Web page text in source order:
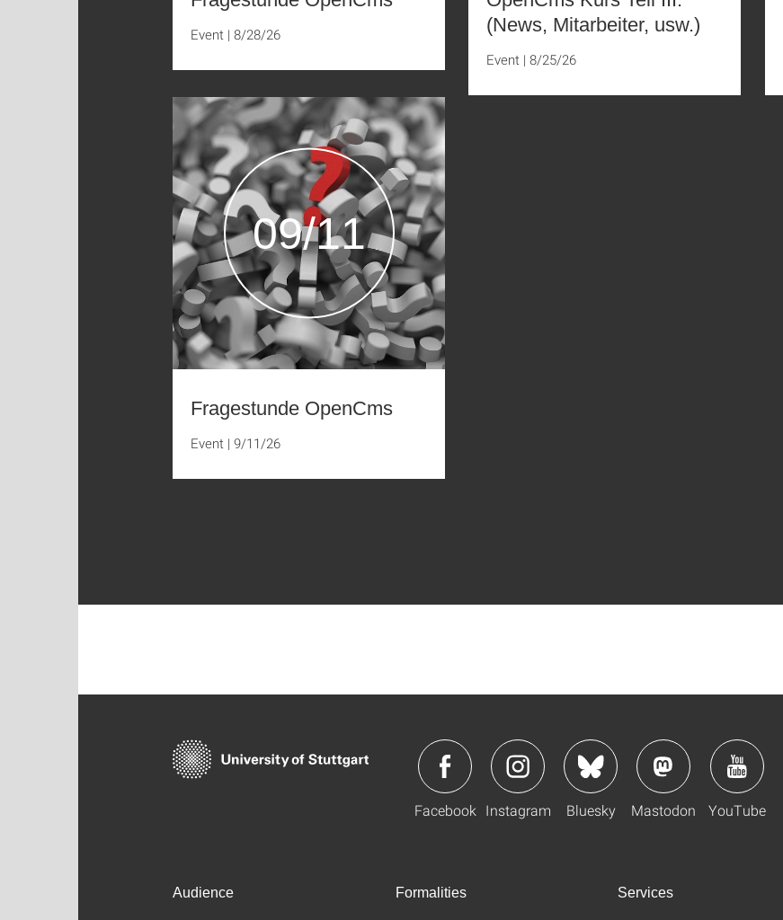
Event | 8/28/26
(News, Mitarbeiter, usw.)
Event | 8/25/26
09/11
Fragestunde OpenCms
Event | 9/11/26
Facebook Instagram Bluesky Mastodon YouTube
Audience Formalities Services